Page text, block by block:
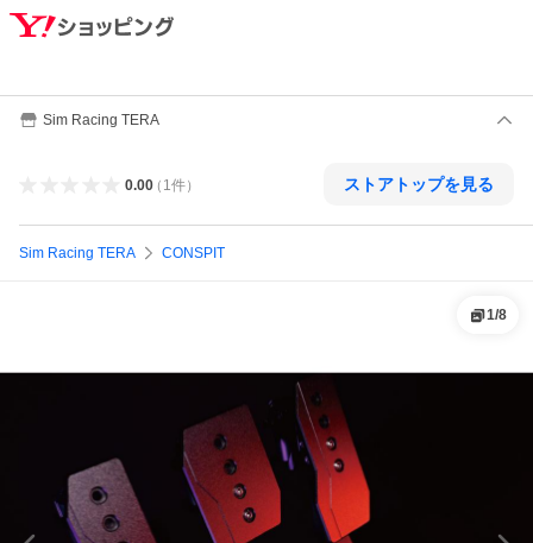
Sim Racing TERA
0.00（ 1件） ストアトップを見る
Sim Racing TERA CONSPIT
1/8